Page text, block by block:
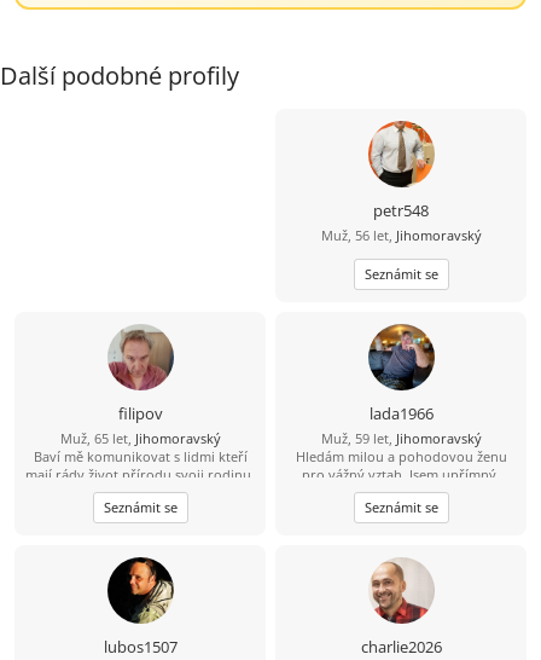
Další podobné profily
petr548
Muž, 56 let, Jihomoravský
Seznámit se
filipov
Muž, 65 let, Jihomoravský
Baví mě komunikovat s lidmi kteří
mají rády život přírodu svoji rodinu.
Mám rád činnost která potěší
pomůže....
Seznámit se
lada1966
Muž, 59 let, Jihomoravský
Hledám milou a pohodovou ženu
pro vážný vztah. Jsem upřímný,
spolehlivý a mám rád přírodu i
obyčejné radosti života.Rád bych
našel partnerku, se kterou budeme
každodenní chvíle.
Seznámit se
lubos1507 charlie2026